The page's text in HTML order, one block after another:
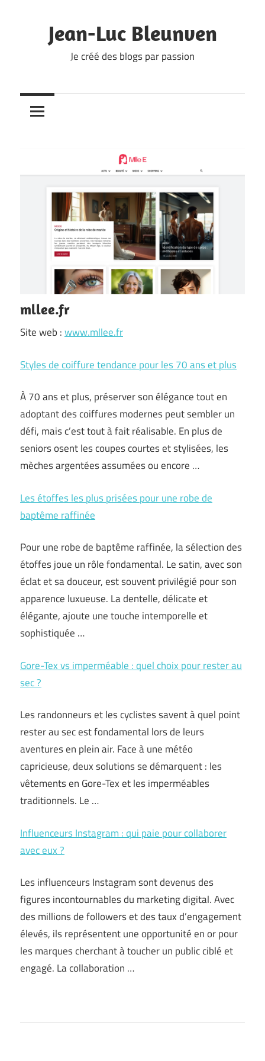
contentJean-Luc Bleunven
Je créé des blogs par passion
mllee.fr
Site web :www.mllee.fr
Styles de coiffure tendance pour les 70 ans et plus
À 70 ans et plus, préserver son élégance tout en
adoptant des coiffures modernes peut sembler un
défi, mais c’est tout à fait réalisable. En plus de
seniors osent les coupes courtes et stylisées, les
mèches argentées assumées ou encore …
Les étoffes les plus prisées pour une robe de
baptême raffinée
Pour une robe de baptême raffinée, la sélection des
étoffes joue un rôle fondamental. Le satin, avec son
éclat et sa douceur, est souvent privilégié pour son
apparence luxueuse. La dentelle, délicate et
élégante, ajoute une touche intemporelle et
sophistiquée …
Gore-Tex vs imperméable : quel choix pour rester au
sec ?
Les randonneurs et les cyclistes savent à quel point
rester au sec est fondamental lors de leurs
aventures en plein air. Face à une météo
capricieuse, deux solutions se démarquent : les
vêtements en Gore-Tex et les imperméables
traditionnels. Le …
Influenceurs Instagram : qui paie pour collaborer
avec eux ?
Les influenceurs Instagram sont devenus des
figures incontournables du marketing digital. Avec
des millions de followers et des taux d’engagement
élevés, ils représentent une opportunité en or pour
les marques cherchant à toucher un public ciblé et
engagé. La collaboration …